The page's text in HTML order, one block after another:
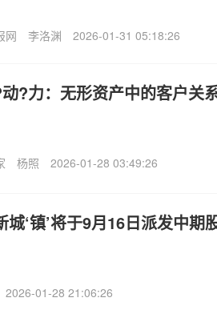
网 李洛渊 2026-01-31 05:18:26
?力：无形资产中的客户关
杨照 2026-01-28 03:49:26
城‘镇’将于9月16日派发中期
2026-01-28 21:06:26